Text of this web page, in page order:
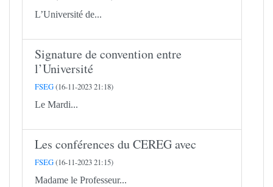
L’Université de...
Signature de convention entre
l’Université
FSEG(16-11-2023 21:18)
Le Mardi...
Les conférences du CEREG avec
FSEG(16-11-2023 21:15)
Madame le Professeur...